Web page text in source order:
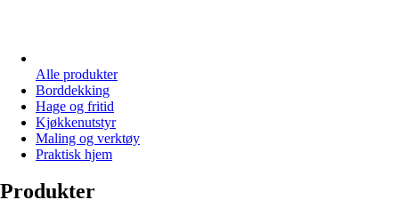
Alle produkter
Borddekking
Hage og fritid
Kjøkkenutstyr
Maling og verktøy
Praktisk hjem
Produkter